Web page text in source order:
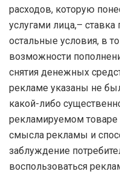
расходов, которую
услугами лица,–
остальные условия, в
возможности
снятия денежных
рекламе указаны не
какой-либо
рекламируемом
смысла рекламы и
заблуждение
воспользоваться